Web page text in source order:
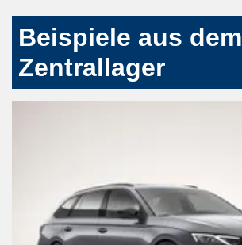
Beispiele aus dem
Zentrallager